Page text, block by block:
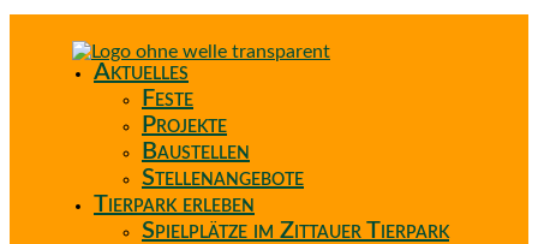
Aktuelles
Feste
Projekte
Baustellen
Stellenangebote
Tierpark erleben
Spielplätze im Zittauer Tierpark